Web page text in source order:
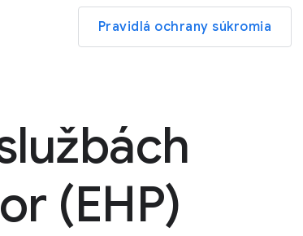
Pravidlá ochrany súkromia
(EHP)